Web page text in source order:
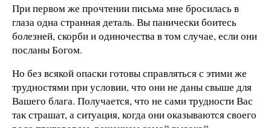
При первом же прочтении письма мне бросилась в
глаза одна странная деталь. Вы панически боитесь
болезней, скорби и одиночества в том случае, если они
посланы Богом.
Но без всякой опаски готовы справляться с этими же
трудностями при условии, что они не даны свыше для
Вашего блага. Получается, что не сами трудности Вас
так страшат, а ситуация, когда они оказываются своего